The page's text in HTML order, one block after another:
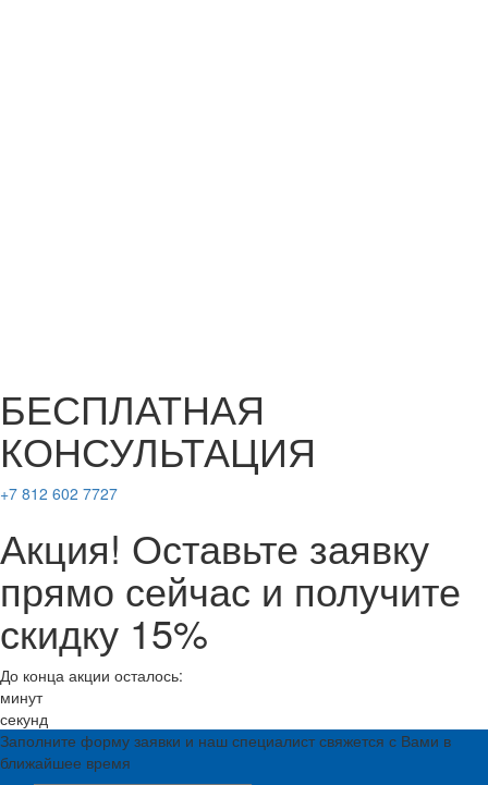
БЕСПЛАТНАЯ
КОНСУЛЬТАЦИЯ
+7 812 602 7727
Акция! Оставьте заявку
прямо сейчас и получите
скидку 15%
До конца акции осталось:
минут
секунд
Заполните форму заявки и наш специалист свяжется с Вами в
ближайшее время